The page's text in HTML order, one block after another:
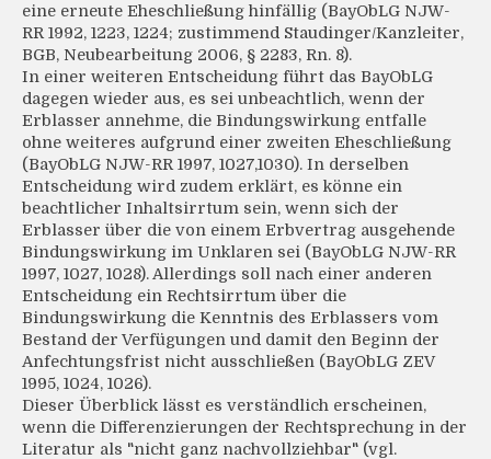
eine erneute Eheschließung hinfällig (BayObLG NJW-
RR 1992, 1223, 1224; zustimmend Staudinger/Kanzleiter,
BGB, Neubearbeitung 2006, § 2283, Rn. 8).
In einer weiteren Entscheidung führt das BayObLG
dagegen wieder aus, es sei unbeachtlich, wenn der
Erblasser annehme, die Bindungswirkung entfalle
ohne weiteres aufgrund einer zweiten Eheschließung
(BayObLG NJW-RR 1997, 1027,1030). In derselben
Entscheidung wird zudem erklärt, es könne ein
beachtlicher Inhaltsirrtum sein, wenn sich der
Erblasser über die von einem Erbvertrag ausgehende
Bindungswirkung im Unklaren sei (BayObLG NJW-RR
1997, 1027, 1028). Allerdings soll nach einer anderen
Entscheidung ein Rechtsirrtum über die
Bindungswirkung die Kenntnis des Erblassers vom
Bestand der Verfügungen und damit den Beginn der
Anfechtungsfrist nicht ausschließen (BayObLG ZEV
1995, 1024, 1026).
Dieser Überblick lässt es verständlich erscheinen,
wenn die Differenzierungen der Rechtsprechung in der
Literatur als "nicht ganz nachvollziehbar" (vgl.